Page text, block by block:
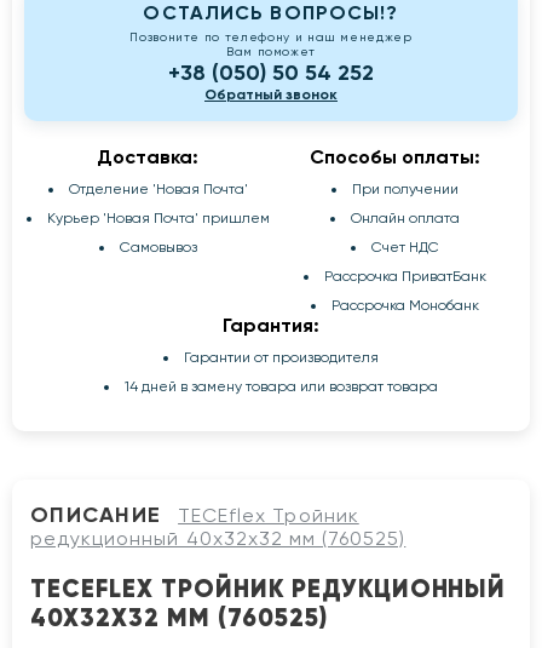
ОСТАЛИСЬ ВОПРОСЫ!?
Позвоните по телефону и наш менеджер
Вам поможет
+38 (050) 50 54 252
Обратный звонок
Доставка:
Отделение 'Новая Почта'
Курьер 'Новая Почта' пришлем
Самовывоз
Способы оплаты:
При получении
Онлайн оплата
Счет НДС
Рассрочка ПриватБанк
Рассрочка Монобанк
Гарантия:
Гарантии от производителя
14 дней в замену товара или возврат товара
ОПИСАНИЕ
TECEflex Тройник
редукционный 40х32х32 мм (760525)
TECEFLEX ТРОЙНИК РЕДУКЦИОННЫЙ
40Х32Х32 ММ (760525)